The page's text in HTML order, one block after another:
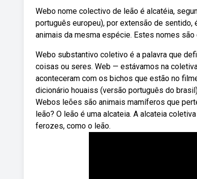
Webo nome colectivo de leão é alcatéia,
português europeu), por extensão de sentido,
animais da mesma espécie. Estes nomes
Webo substantivo coletivo é a palavra que
coisas ou seres. Web — estávamos na
aconteceram com os bichos que estão no
dicionário houaiss (versão português do
Webos leões são animais mamíferos que
leão? O leão é uma alcateia. A alcateia
ferozes, como o leão.